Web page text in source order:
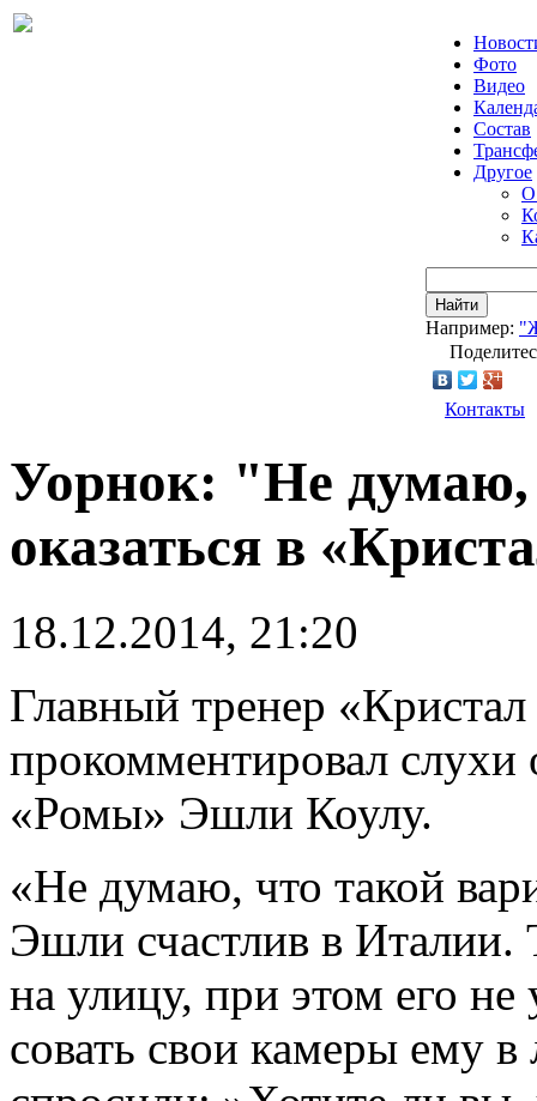
Фото
Видео
Состав
Другое
О
Найти
Например:
Контакты
Уорнок: "Не
оказаться в
18.12.2014, 21:20
Главный тренер
прокомментировал слухи
«Ромы» Эшли Коулу.
«Не думаю, что такой
Эшли счастлив в
на улицу, при этом его не
совать свои камеры ему